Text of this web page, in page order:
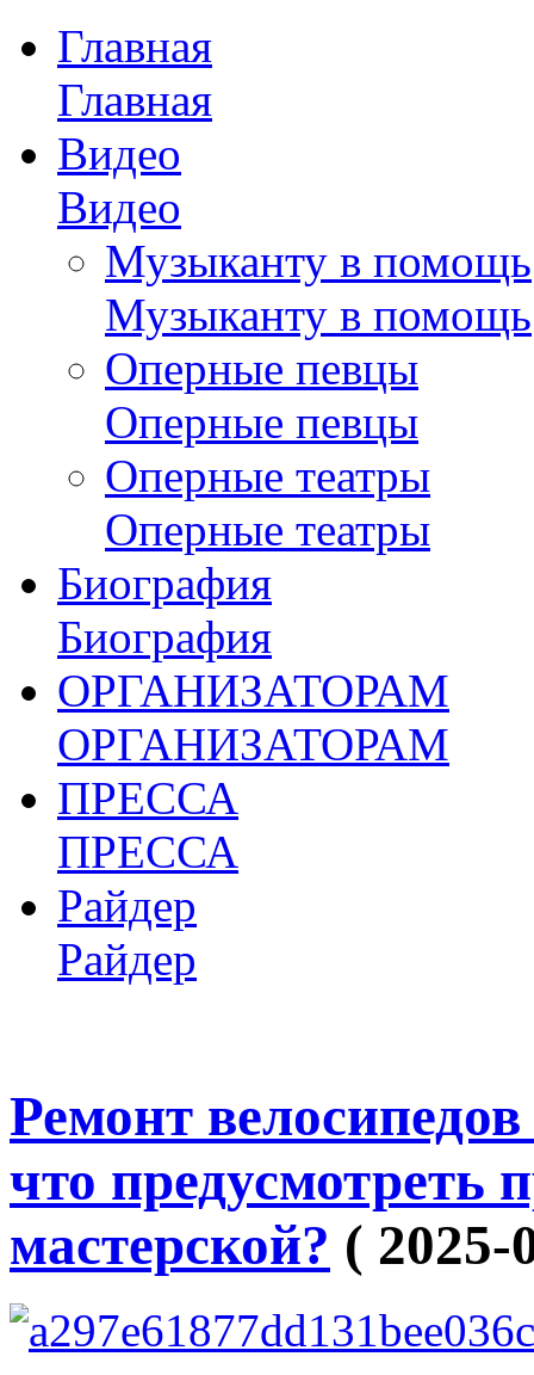
Главная
Главная
Видео
Видео
Музыканту в помощь
Музыканту в помощь
Оперные певцы
Оперные певцы
Оперные театры
Оперные театры
Биография
Биография
ОРГАНИЗАТОРАМ
ОРГАНИЗАТОРАМ
ПРЕССА
ПРЕССА
Райдер
Райдер
Ремонт
что предусмотреть
мастерской? ( 2025-